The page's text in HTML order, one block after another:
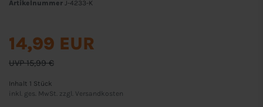
Artikelnummer J-4233-K
UVP 15,99 €
14,99 EUR
Inhalt 1 Stück
inkl. ges. MwSt. zzgl.
Versandkosten